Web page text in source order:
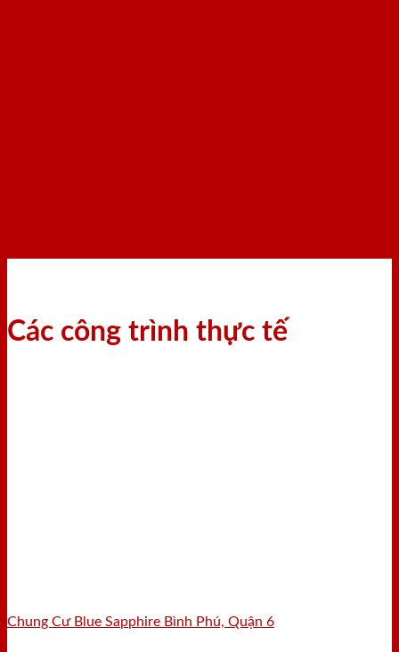
Các công trình thực tế
Chung Cư Blue Sapphire Bình Phú, Quận 6